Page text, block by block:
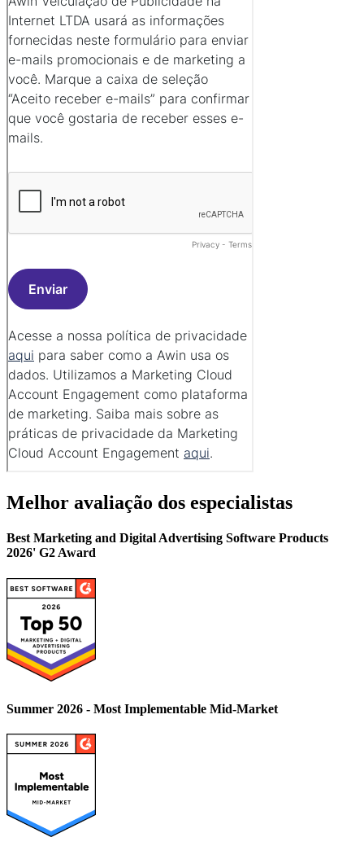
Melhor avaliação dos especialistas
Best Marketing and Digital Advertising Software Products
2026' G2 Award
Summer 2026 - Most Implementable Mid-Market